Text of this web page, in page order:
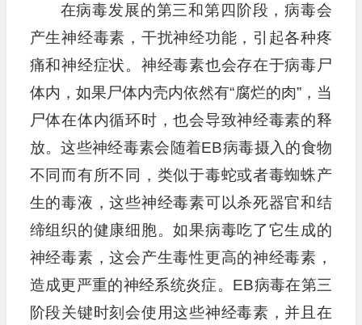
在病毒发展的第三和第四阶段，病毒会
产生神经毒素，干扰神经功能，引起各种疼
痛和神经症状。神经毒素也会存在于病毒尸
体内，如果尸体内壳内依然有“腐烂的肉”，当
尸体在体内循环时，也会导致神经毒素的释
放。这些神经毒素会随着EB病毒摄入的食物
不同而有所不同，类似于毒蛇或者毒蜘蛛产
生的毒液，这些神经毒素可以杀死器官和结
缔组织的健康细胞。如果病毒吃了它生成的
神经毒素，这会产生毒性更高的神经毒素，
造成更严重的神经系统炎症。EB病毒在第三
阶段关键时刻会使用这些神经毒素，并且在